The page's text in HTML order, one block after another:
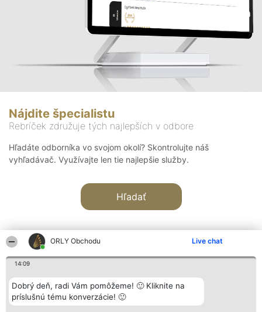
ORLY Obchodu Live chat
14:09
Dobrý deň, radi Vám pomôžeme! 🙂 Kliknite na
príslušnú tému konverzácie! 🙂
Nájdite špecialistu
Rebríček združuje tých najlepších v odbore
Hľadáte odborníka vo svojom okolí? Skontrolujte náš
vyhľadávač. Využívajte len tie najlepšie služby.
Hľadať
Organizátor hodnotenia
Bright Side Solutions sp. z o.
o. sp. k.
Hodnotenie
Laureáti
Lista
Kontakt
Kontakt